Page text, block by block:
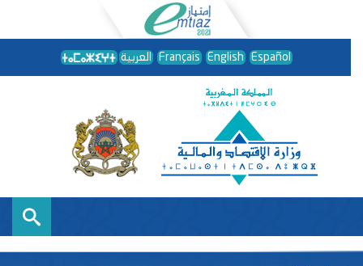
العربية Français English Español